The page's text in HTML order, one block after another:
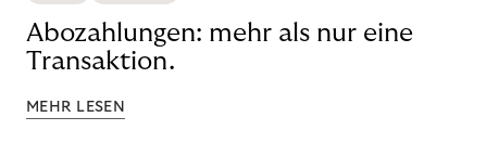
Abozahlungen: mehr als nur eine
Transaktion.
MEHR LESEN